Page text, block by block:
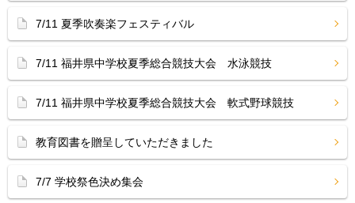
7/11 夏季吹奏楽フェスティバル
7/11 福井県中学校夏季総合競技大会 水泳競技
7/11 福井県中学校夏季総合競技大会 軟式野球競技
教育図書を贈呈していただきました
7/7 学校祭色決め集会